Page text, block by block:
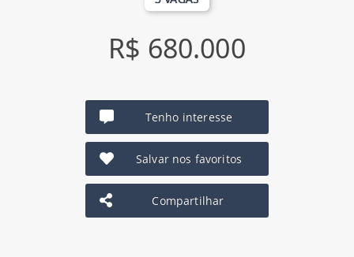
R$ 680.000
Tenho interesse
Salvar nos favoritos
Compartilhar